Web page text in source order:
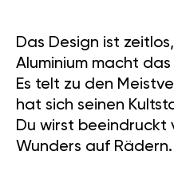
Das Design ist
Aluminium macht
Es telt zu den
hat sich seinen
Du wirst beeindruckt
Wunders auf Rädern.